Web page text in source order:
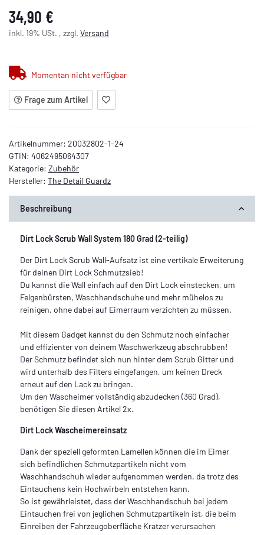
34,90 €
inkl. 19% USt. , zzgl. Versand
Momentan nicht verfügbar
Frage zum Artikel
Artikelnummer: 20032802-1-24
GTIN: 4062495064307
Kategorie: Zubehör
Hersteller: The Detail Guardz
Beschreibung
Dirt Lock Scrub Wall System 180 Grad (2-teilig)
Der Dirt Lock Scrub Wall-Aufsatz ist eine vertikale Erweiterung
für deinen Dirt Lock Schmutzsieb!
Du kannst die Wall einfach auf den Dirt Lock einstecken, um
Felgenbürsten, Waschhandschuhe und mehr mühelos zu
reinigen, ohne dabei auf Eimerraum verzichten zu müssen.
Mit diesem Gadget kannst du den Schmutz noch einfacher
und effizienter von deinem Waschwerkzeug abschrubben!
Der Schmutz befindet sich nun hinter dem Scrub Gitter und
wird unterhalb des Filters eingefangen, um keinen Dreck
erneut auf den Lack zu bringen.
Um den Wascheimer vollständig abzudecken (360 Grad),
benötigen Sie diesen Artikel 2x.
Dirt Lock Wascheimereinsatz
Dank der speziell geformten Lamellen können die im Eimer
sich befindlichen Schmutzpartikeln nicht vom
Waschhandschuh wieder aufgenommen werden, da trotz des
Eintauchens kein Hochwirbeln entstehen kann.
So ist gewährleistet, dass der Waschhandschuh bei jedem
Eintauchen frei von jeglichen Schmutzpartikeln ist, die beim
Einreiben der Fahrzeugoberfläche Kratzer verursachen